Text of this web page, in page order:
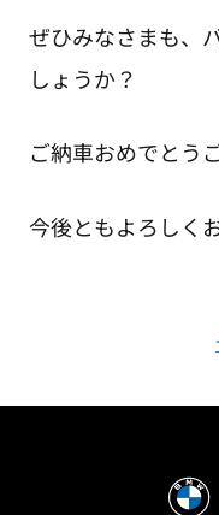
ぜひみなさまも、
しょうか？
ご納車おめでとう
今後ともよろしく